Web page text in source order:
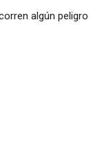
algún peligro